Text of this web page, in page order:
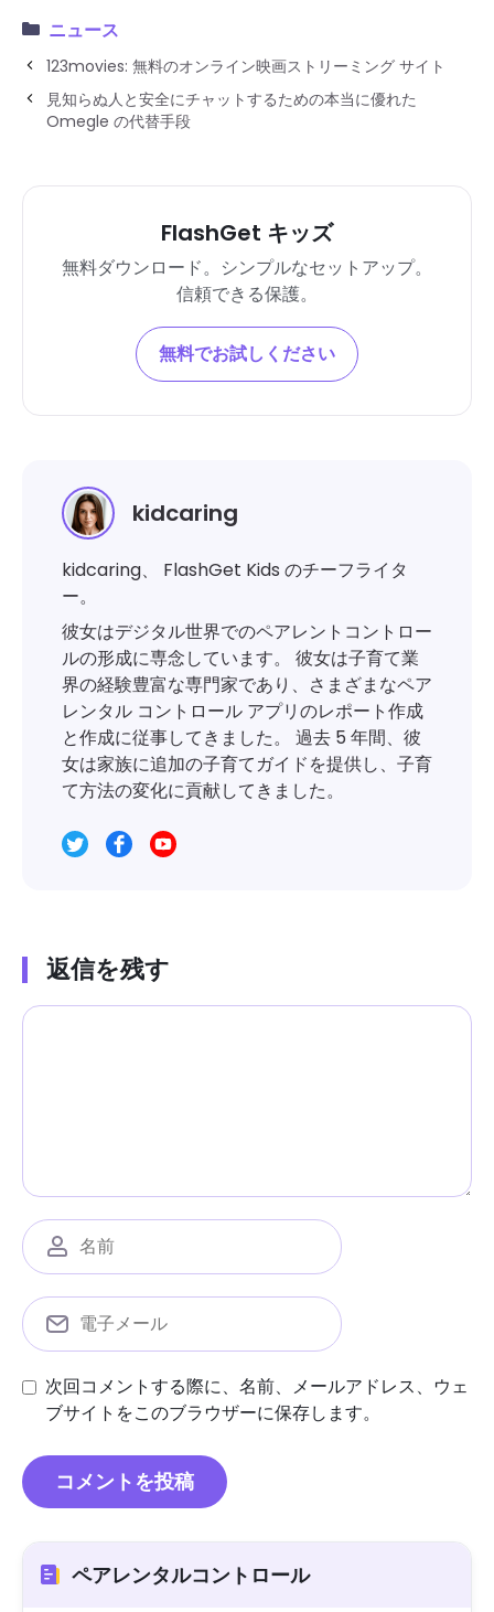
ニュース
123movies: 無料のオンライン映画ストリーミング サイト
見知らぬ人と安全にチャットするための本当に優れた
Omegle の代替手段
FlashGet キッズ
無料ダウンロード。シンプルなセットアップ。
信頼できる保護。
無料でお試しください
kidcaring
kidcaring、 FlashGet Kids のチーフライタ
ー。
彼女はデジタル世界でのペアレントコントロー
ルの形成に専念しています。 彼女は子育て業
界の経験豊富な専門家であり、さまざまなペア
レンタル コントロール アプリのレポート作成
と作成に従事してきました。 過去 5 年間、彼
女は家族に追加の子育てガイドを提供し、子育
て方法の変化に貢献してきました。
返信を残す
次回コメントする際に、名前、メールアドレス、ウェ
ブサイトをこのブラウザーに保存します。
ペアレンタルコントロール